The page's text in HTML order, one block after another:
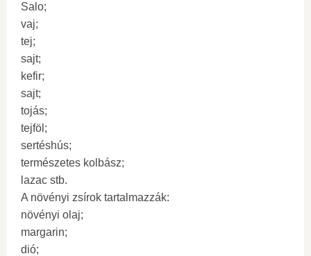
Salo;
vaj;
tej;
sajt;
kefir;
sajt;
tojás;
tejföl;
sertéshús;
természetes kolbász;
lazac stb.
A növényi zsírok tartalmazzák:
növényi olaj;
margarin;
dió;